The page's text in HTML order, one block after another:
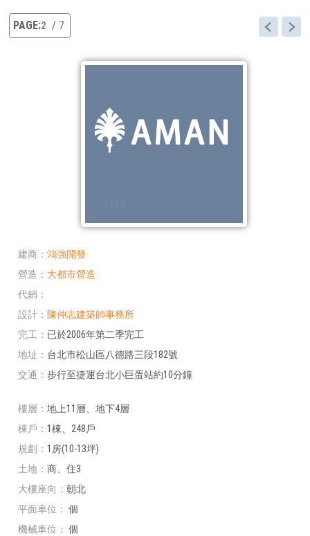
建商
鴻強開發
營造
大都市營造
代銷
設計
陳仲志建築師事務所
完工
已於2006年第二季完工
地址
台北市松山區八德路三段182號
交通
步行至捷運台北小巨蛋站約10分鐘
樓層
地上11層、地下4層
棟戶
1棟、248戶
規劃
1房(10-13坪)
土地
商、住3
大樓座向
朝北
平面車位
個
機械車位
個
2 7